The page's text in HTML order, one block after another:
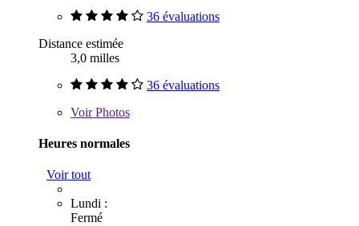
36 évaluations
Distance estimée
3,0 milles
36 évaluations
VoirPhotos
Heures normales
Voir tout
Lundi :
Fermé